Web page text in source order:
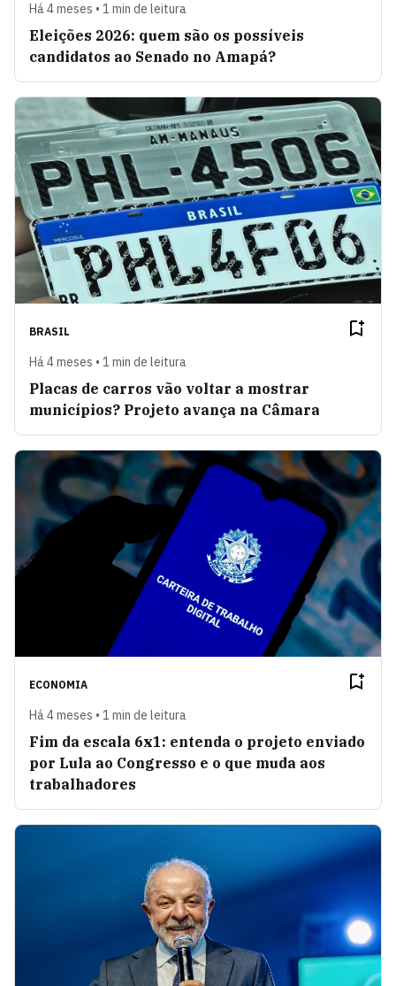
Há 4 meses • 1 min de leitura
Eleições 2026: quem são os possíveis
candidatos ao Senado no Amapá?
BRASIL
Há 4 meses • 1 min de leitura
Placas de carros vão voltar a mostrar
municípios? Projeto avança na Câmara
ECONOMIA
Há 4 meses • 1 min de leitura
Fim da escala 6x1: entenda o projeto enviado
por Lula ao Congresso e o que muda aos
trabalhadores